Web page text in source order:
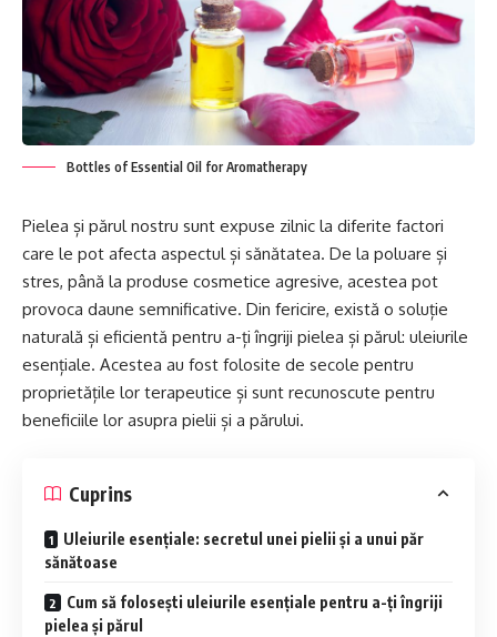
Bottles of Essential Oil for Aromatherapy
Pielea și părul nostru sunt expuse zilnic la diferite factori
care le pot afecta aspectul și sănătatea. De la poluare și
stres, până la produse cosmetice agresive, acestea pot
provoca daune semnificative. Din fericire, există o soluție
naturală și eficientă pentru a-ți îngriji pielea și părul: uleiurile
esențiale. Acestea au fost folosite de secole pentru
proprietățile lor terapeutice și sunt recunoscute pentru
beneficiile lor asupra pielii și a părului.
Cuprins
Uleiurile esențiale: secretul unei pielii și a unui păr
sănătoase
Cum să folosești uleiurile esențiale pentru a-ți îngriji
pielea și părul